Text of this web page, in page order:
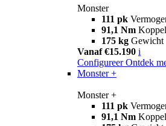
Monster
111 pk
91,1 Nm Koppel
175 kg Gewicht
Vanaf €15.190 i
Configureer Ontdek
Monster +
Monster +
111 pk
91,1 Nm Koppel